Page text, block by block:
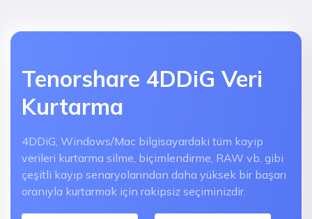
Tenorshare 4DDiG Veri
Kurtarma
4DDiG, Windows/Mac bilgisayardaki tüm kayıp
verileri kurtarma silme, biçimlendirme, RAW vb. gibi
çeşitli kayıp senaryolarından daha yüksek bir başarı
oranıyla kurtarmak için rakipsiz seçiminizdir.